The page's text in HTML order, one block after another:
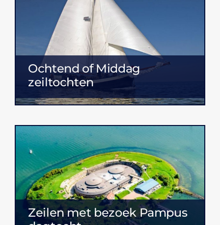
Ochtend of Middag
zeiltochten
Zeilen met bezoek Pampus